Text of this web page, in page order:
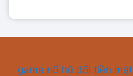
game nổ hũ đổi tiền mặt